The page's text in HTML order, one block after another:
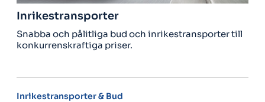
pålitliga bud och inrikestransporter till
priser.
& Bud
Behöver du